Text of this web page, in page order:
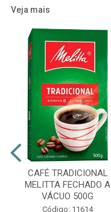
Veja mais
CAFÉ TRADICIONAL
MELITTA FECHADO A
VÁCUO 500G
Código: 11614